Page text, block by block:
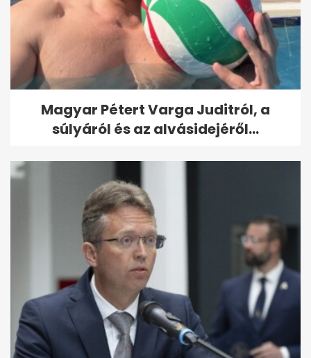
Magyar Pétert Varga Juditról, a
súlyáról és az alvásidejéről...